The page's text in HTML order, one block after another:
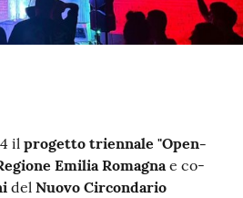
il progetto triennale "Open-
Emilia Romagna e co-
del Nuovo Circondario